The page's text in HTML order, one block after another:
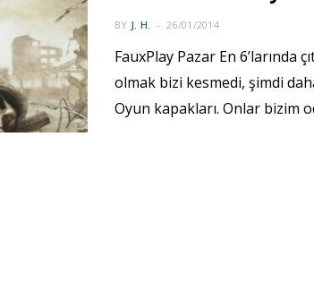
BY J. H. 26/01/2014
FauxPlay Pazar En 6’larında
olmak bizi kesmedi, şimdi
Oyun kapakları. Onlar bizim